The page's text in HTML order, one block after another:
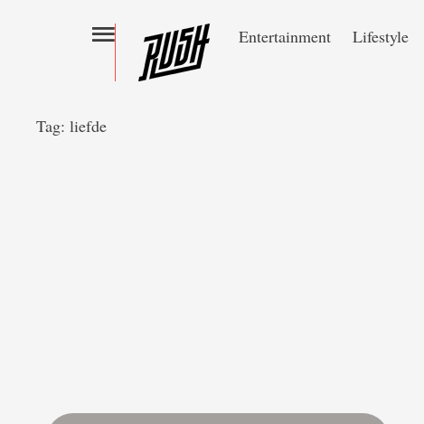
Entertainment Lifestyle
Tag: liefde